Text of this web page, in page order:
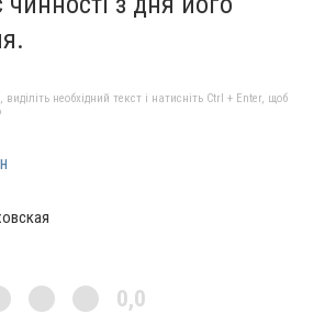
необхідний текст і натисніть Ctrl + Enter, щоб
0,0